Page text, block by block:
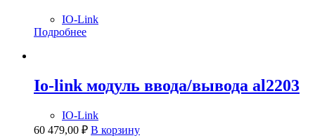
IO-Link
Подробнее
Io-link модуль ввода/вывода al2203
IO-Link
60 479,00 ₽ В корзину